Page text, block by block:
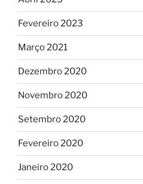
Fevereiro 2023
Março 2021
Dezembro 2020
Novembro 2020
Setembro 2020
Fevereiro 2020
Janeiro 2020